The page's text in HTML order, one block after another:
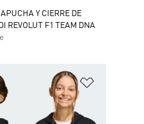
Y CIERRE DE
REVOLUT F1 TEAM DNA